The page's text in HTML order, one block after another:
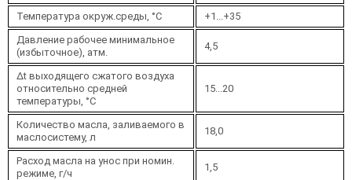
Температура окруж.среды, °C
+1...+35
Давление рабочее минимальное
(избыточное), атм.
4,5
Δt выходящего сжатого воздуха
относительно средней
температуры, °C
15...20
Количество масла, заливаемого в
маслосистему, л
18,0
Расход масла на унос при номин.
режиме, г/ч
1,5